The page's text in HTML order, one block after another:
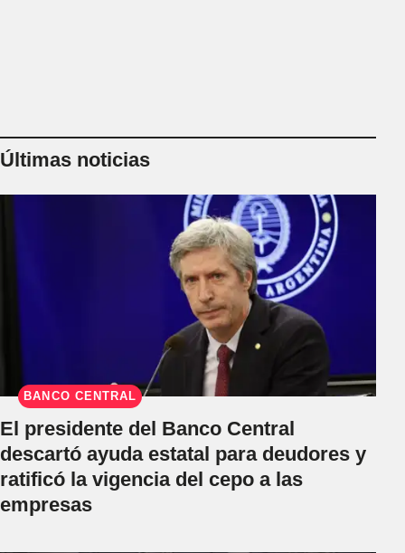
Últimas noticias
BANCO CENTRAL
El presidente del Banco Central
descartó ayuda estatal para deudores y
ratificó la vigencia del cepo a las
empresas